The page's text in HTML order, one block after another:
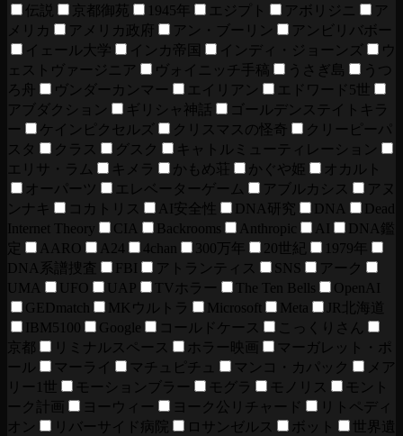
伝説
京都御苑 1945年 エジプト アボリジニ
ア
メリカ
アメリカ政府 アン・ブーリン
アンビリバボー
イェール大学
インカ帝国 インディ・ジョーンズ
ウ
ェストヴァージニア
ヴォイニッチ手稿 うさぎ島
うつ
ろ舟
ヴンダーカンマー エイリアン
エドワード5世
アブダクション
ギリシャ神話
ゴールデンステイトキラ
ー
ケインピクセルズ クリスマスの怪奇
クリーピーパ
スタ
クラス グスク
キャトルミューティレーション
エリサ・ラム
キメラ かもめ荘 かぐや姫
オカルト
オーパーツ
エレベーターゲーム アブルカシス
アヌ
ンナキ
コカトリス AI安全性 DNA研究 DNA
Dead
Internet Theory
CIA Backrooms Anthropic AI
DNA鑑
定
AARO A24 4chan 300万年 20世紀
1979年
DNA系譜捜査
FBI アトランティス SNS
アーク
UMA
UFO UAP TVホラー The Ten Bells
OpenAI
GEDmatch
MKウルトラ Microsoft Meta
JR北海道
IBM5100
Google コールドケース
こっくりさん
京都
リミナルスペース ホラー映画
マーガレット・ポ
ール
マーライ マチュピチュ マンコ・カパック
メア
リー1世
モーションブラー モグラ モノリス
モント
ーク計画
ヨーウィー ヨーク公リチャード
リトペディ
オン
リバーサイド病院 ロサンゼルス ボット
世界遺